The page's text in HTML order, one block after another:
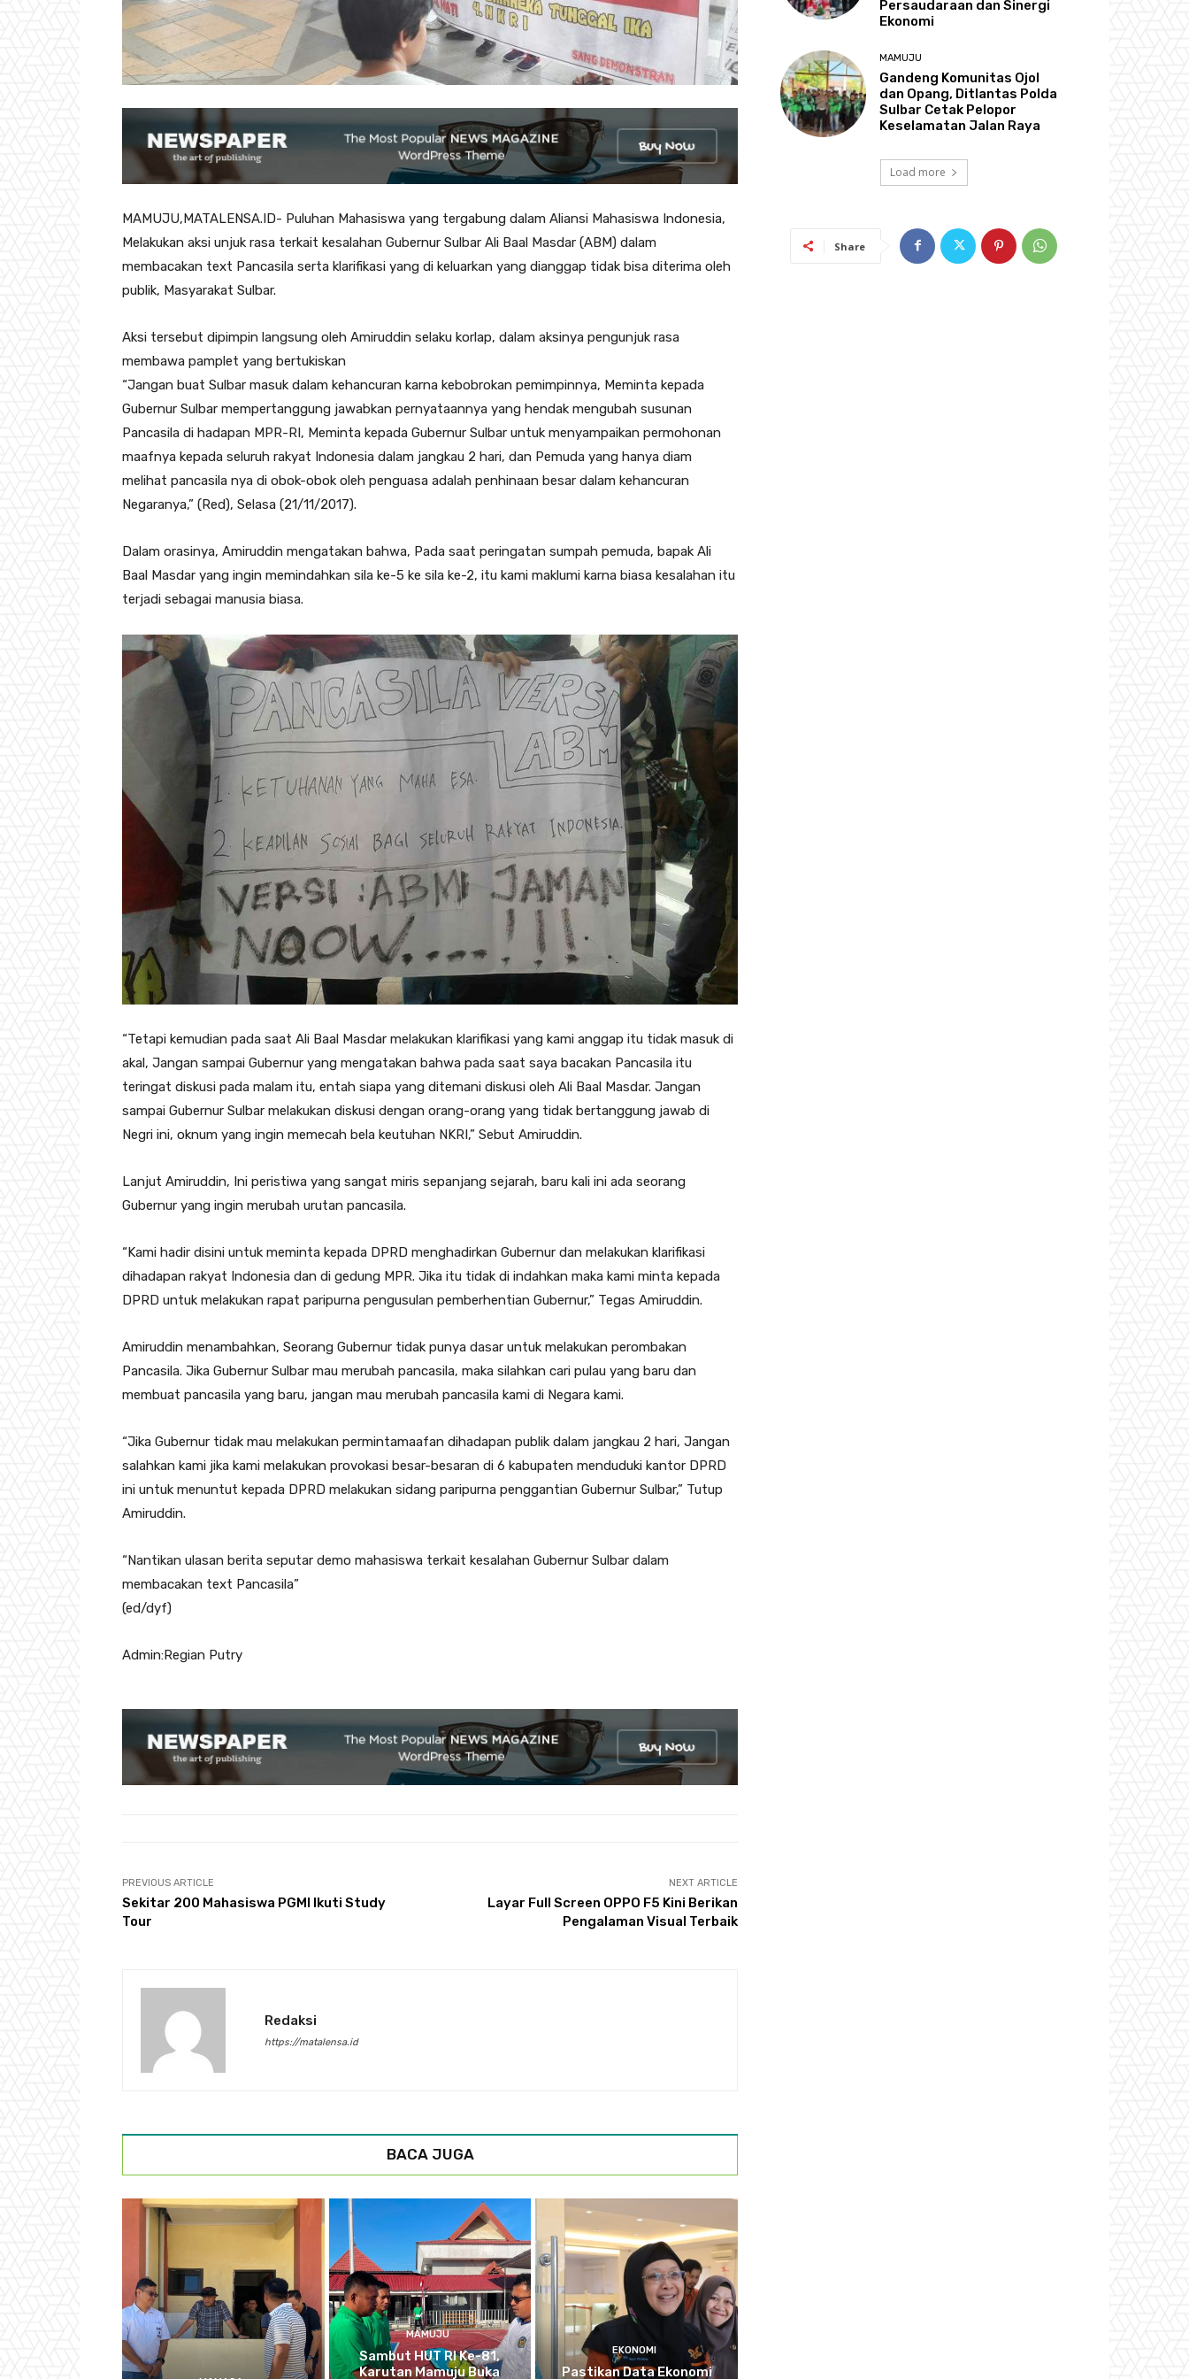
MAMUJU,MATALENSA.ID- Puluhan Mahasiswa yang tergabung dalam Aliansi Mahasiswa Indonesia,
Melakukan aksi unjuk rasa terkait kesalahan Gubernur Sulbar Ali Baal Masdar (ABM) dalam
membacakan text Pancasila serta klarifikasi yang di keluarkan yang dianggap tidak bisa diterima oleh
publik, Masyarakat Sulbar.
Aksi tersebut dipimpin langsung oleh Amiruddin selaku korlap, dalam aksinya pengunjuk rasa
membawa pamplet yang bertukiskan
“Jangan buat Sulbar masuk dalam kehancuran karna kebobrokan pemimpinnya, Meminta kepada
Gubernur Sulbar mempertanggung jawabkan pernyataannya yang hendak mengubah susunan
Pancasila di hadapan MPR-RI, Meminta kepada Gubernur Sulbar untuk menyampaikan permohonan
maafnya kepada seluruh rakyat Indonesia dalam jangkau 2 hari, dan Pemuda yang hanya diam
melihat pancasila nya di obok-obok oleh penguasa adalah penhinaan besar dalam kehancuran
Negaranya,” (Red), Selasa (21/11/2017).
Dalam orasinya, Amiruddin mengatakan bahwa, Pada saat peringatan sumpah pemuda, bapak Ali
Baal Masdar yang ingin memindahkan sila ke-5 ke sila ke-2, itu kami maklumi karna biasa kesalahan itu
terjadi sebagai manusia biasa.
“Tetapi kemudian pada saat Ali Baal Masdar melakukan klarifikasi yang kami anggap itu tidak masuk di
akal, Jangan sampai Gubernur yang mengatakan bahwa pada saat saya bacakan Pancasila itu
teringat diskusi pada malam itu, entah siapa yang ditemani diskusi oleh Ali Baal Masdar. Jangan
sampai Gubernur Sulbar melakukan diskusi dengan orang-orang yang tidak bertanggung jawab di
Negri ini, oknum yang ingin memecah bela keutuhan NKRI,” Sebut Amiruddin.
Lanjut Amiruddin, Ini peristiwa yang sangat miris sepanjang sejarah, baru kali ini ada seorang
Gubernur yang ingin merubah urutan pancasila.
“Kami hadir disini untuk meminta kepada DPRD menghadirkan Gubernur dan melakukan klarifikasi
dihadapan rakyat Indonesia dan di gedung MPR. Jika itu tidak di indahkan maka kami minta kepada
DPRD untuk melakukan rapat paripurna pengusulan pemberhentian Gubernur,” Tegas Amiruddin.
Amiruddin menambahkan, Seorang Gubernur tidak punya dasar untuk melakukan perombakan
Pancasila. Jika Gubernur Sulbar mau merubah pancasila, maka silahkan cari pulau yang baru dan
membuat pancasila yang baru, jangan mau merubah pancasila kami di Negara kami.
“Jika Gubernur tidak mau melakukan permintamaafan dihadapan publik dalam jangkau 2 hari, Jangan
salahkan kami jika kami melakukan provokasi besar-besaran di 6 kabupaten menduduki kantor DPRD
ini untuk menuntut kepada DPRD melakukan sidang paripurna penggantian Gubernur Sulbar,” Tutup
Amiruddin.
“Nantikan ulasan berita seputar demo mahasiswa terkait kesalahan Gubernur Sulbar dalam
membacakan text Pancasila”
(ed/dyf)
Admin:Regian Putry
PREVIOUS ARTICLE
Sekitar 200 Mahasiswa PGMI Ikuti Study
Tour
NEXT ARTICLE
Layar Full Screen OPPO F5 Kini Berikan
Pengalaman Visual Terbaik
Redaksi
https://matalensa.id
BACA JUGA
MAMUJU
Sambut HUT RI Ke-81,
Karutan Mamuju Buka
EKONOMI
Pastikan Data Ekonomi
Persaudaraan dan Sinergi
Ekonomi
MAMUJU
Gandeng Komunitas Ojol
dan Opang, Ditlantas Polda
Sulbar Cetak Pelopor
Keselamatan Jalan Raya
Load more
Share